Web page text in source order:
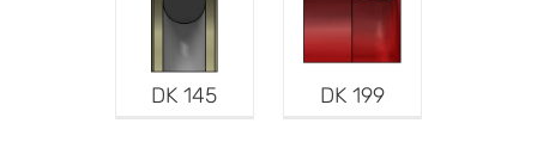
DK 145 DK 199